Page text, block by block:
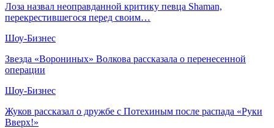
Лоза назвал неоправданной критику певца Shaman,
перекрестившегося перед своим…
Шоу-Бизнес
Звезда «Ворониных» Волкова рассказала о перенесенной
операции
Шоу-Бизнес
Жуков рассказал о дружбе с Потехиным после распада «Руки
Вверх!»